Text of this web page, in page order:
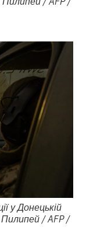
у Донецькій
/ AFP /